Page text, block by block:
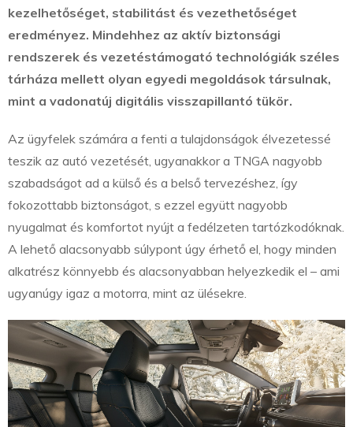
kezelhetőséget, stabilitást és vezethetőséget
eredményez. Mindehhez az aktív biztonsági
rendszerek és vezetéstámogató technológiák széles
tárháza mellett olyan egyedi megoldások társulnak,
mint a vadonatúj digitális visszapillantó tükör.
Az ügyfelek számára a fenti a tulajdonságok élvezetessé
teszik az autó vezetését, ugyanakkor a TNGA nagyobb
szabadságot ad a külső és a belső tervezéshez, így
fokozottabb biztonságot, s ezzel együtt nagyobb
nyugalmat és komfortot nyújt a fedélzeten tartózkodóknak.
A lehető alacsonyabb súlypont úgy érhető el, hogy minden
alkatrész könnyebb és alacsonyabban helyezkedik el – ami
ugyanúgy igaz a motorra, mint az ülésekre.